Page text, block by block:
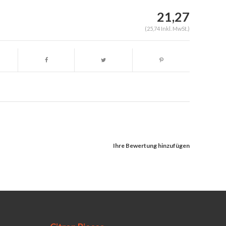
21,27
(25,74 Inkl. MwSt.)
Ihre Bewertung hinzufügen